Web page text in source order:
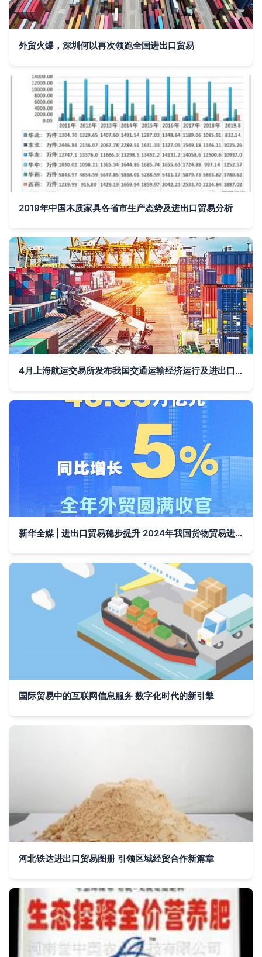
外贸火爆，深圳何以再次领跑全国进出口贸易
2019年中国木质家具各省市生产态势及进出口贸易分析
4月上海航运交易所发布我国交通运输经济运行及进出口贸易最新动态分析
新华全媒 | 进出口贸易稳步提升 2024年我国货物贸易进出口总值同比增长5%
国际贸易中的互联网信息服务 数字化时代的新引擎
河北铁达进出口贸易图册 引领区域经贸合作新篇章